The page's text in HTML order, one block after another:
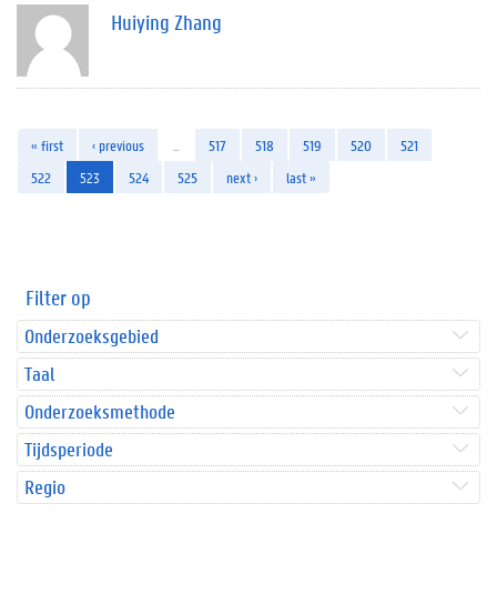
Huiying Zhang
« first ‹ previous 517 518 519 520
521
522
523 524 525 next › last »
Filter op
Onderzoeksgebied
Taal
Onderzoeksmethode
Tijdsperiode
Regio